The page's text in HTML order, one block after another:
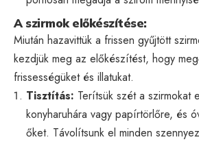
A szirmok előkészítése:
Miután hazavittük a frissen gyűjtött
kezdjük meg az előkészítést, hogy
frissességüket és illatukat.
Tisztítás: Terítsük szét a szirmokat
konyharuhára vagy papírtörlőre, és
őket. Távolítsunk el minden